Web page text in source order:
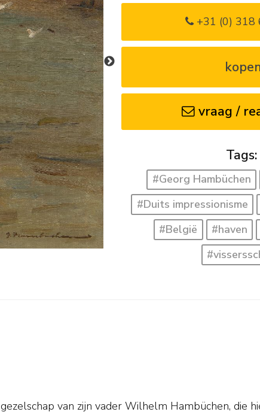
+31 (0) 318
vraag /
Tags:
#Georg Hambüchen
#Duits impressionisme
#België
#haven